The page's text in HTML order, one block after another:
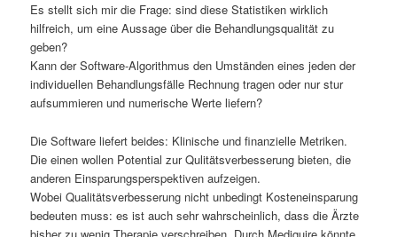
Es stellt sich mir die Frage: sind diese Statistiken wirklich
hilfreich, um eine Aussage über die Behandlungsqualität zu
geben?
Kann der Software-Algorithmus den Umständen eines jeden der
individuellen Behandlungsfälle Rechnung tragen oder nur stur
aufsummieren und numerische Werte liefern?
Die Software liefert beides: Klinische und finanzielle Metriken.
Die einen wollen Potential zur Qulitätsverbesserung bieten, die
anderen Einsparungsperspektiven aufzeigen.
Wobei Qualitätsverbesserung nicht unbedingt Kosteneinsparung
bedeuten muss: es ist auch sehr wahrscheinlich, dass die Ärzte
bisher zu wenig Therapie verschreiben. Durch Mediquire könnte